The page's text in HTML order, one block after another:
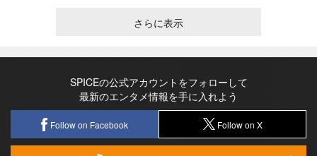
さらに表示
SPICEの公式アカウントをフォローして
最新のエンタメ情報を手に入れよう
Follow on Facebook Follow on X